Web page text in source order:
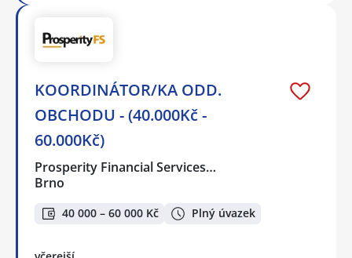
KOORDINÁTOR/KA ODD.
OBCHODU - (40.000Kč -
60.000Kč)
Prosperity Financial Services…
Brno
40 000 – 60 000 Kč Plný úvazek